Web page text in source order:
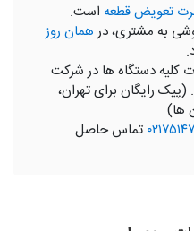
تعویض قطعه است.
به مشتری، درهمان روز
کلیه دستگاه ها در شرکت
رایگان برای تهران،
ها)
۰۲۱۷۵۱۴۷ تماس حاصل